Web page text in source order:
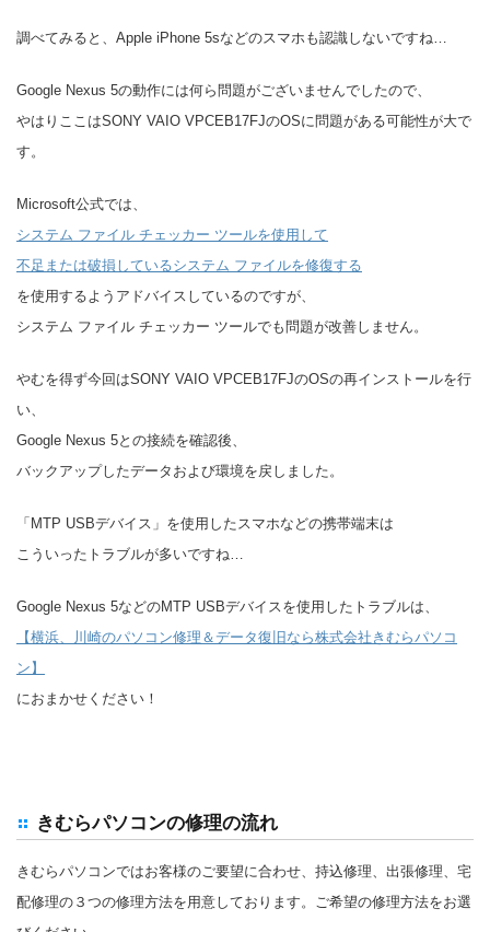
調べてみると、Apple iPhone 5sなどのスマホも認識しないですね…
Google Nexus 5の動作には何ら問題がございませんでしたので、
やはりここはSONY VAIO VPCEB17FJのOSに問題がある可能性が大で
す。
Microsoft公式では、
システム ファイル チェッカー ツールを使用して
不足または破損しているシステム ファイルを修復する
を使用するようアドバイスしているのですが、
システム ファイル チェッカー ツールでも問題が改善しません。
やむを得ず今回はSONY VAIO VPCEB17FJのOSの再インストールを行
い、
Google Nexus 5との接続を確認後、
バックアップしたデータおよび環境を戻しました。
「MTP USBデバイス」を使用したスマホなどの携帯端末は
こういったトラブルが多いですね…
Google Nexus 5などのMTP USBデバイスを使用したトラブルは、
【横浜、川崎のパソコン修理＆データ復旧なら株式会社きむらパソコ
ン】
におまかせください！
きむらパソコンの修理の流れ
きむらパソコンではお客様のご要望に合わせ、持込修理、出張修理、宅
配修理の３つの修理方法を用意しております。ご希望の修理方法をお選